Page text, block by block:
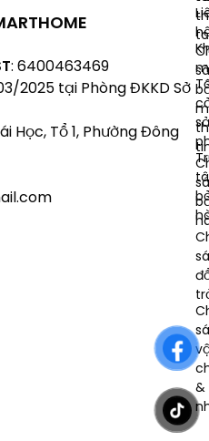
: 6400463469
2025 tại Phòng ĐKKD Sở
Học, Tổ 1, Phường Đông
&